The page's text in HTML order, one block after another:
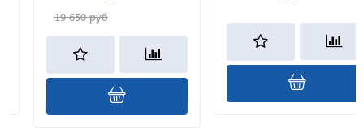
19 650 руб